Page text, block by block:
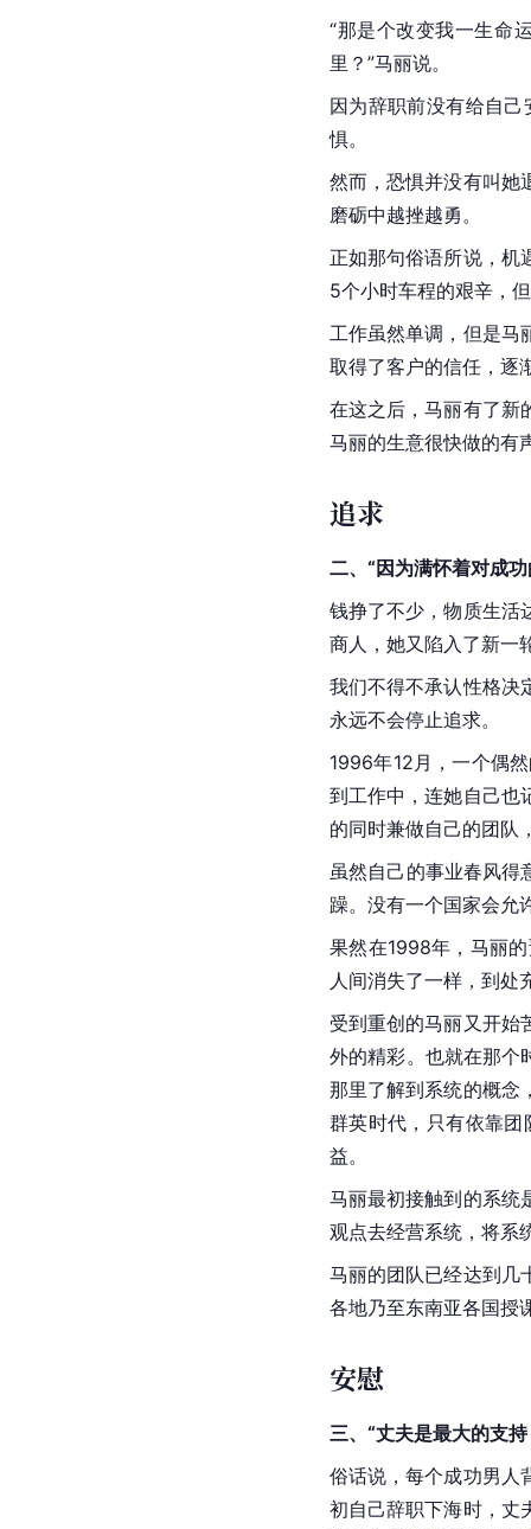
“那是个改变我一生命
里？”马丽说。
因为辞职前没有给自
惧。
然而，恐惧并没有叫她
磨砺中越挫越勇。
正如那句俗语所说，机
5个小时车程的艰辛，
工作虽然单调，但是马
取得了客户的信任，逐
在这之后，马丽有了新
马丽的生意很快做的有
追求
二、“因为满怀着对成
钱挣了不少，物质生活
商人，她又陷入了新一
我们不得不承认性格决
永远不会停止追求。
1996年12月，一个偶
到工作中，连她自己也
的同时兼做自己的团队
虽然自己的事业春风得
躁。没有一个国家会允
果然在1998年，马丽
人间消失了一样，到处
受到重创的马丽又开始
外的精彩。也就在那
那里了解到系统的概念
群英时代，只有依靠
益。
马丽最初接触到的系统
观点去经营系统，将系
马丽的团队已经达到几
各地乃至东南亚各国授
安慰
三、“丈夫是最大的支
俗话说，每个成功男人
初自己辞职下海时，丈